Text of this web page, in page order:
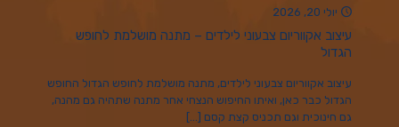
יולי 20, 2026
עיצוב אקווריום צבעוני לילדים – מתנה מושלמת לחופש
הגדול
עיצוב אקווריום צבעוני לילדים, מתנה מושלמת לחופש הגדול החופש
הגדול כבר כאן, ואיתו החיפוש הנצחי אחר מתנה שתהיה גם מהנה,
גם חינוכית וגם תכניס קצת קסם […]